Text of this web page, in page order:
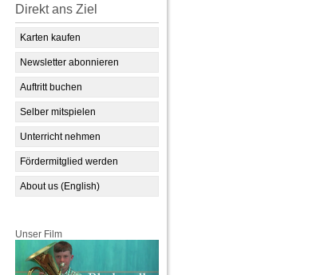
Direkt ans Ziel
Karten kaufen
Newsletter abonnieren
Auftritt buchen
Selber mitspielen
Unterricht nehmen
Fördermitglied werden
About us (English)
Unser Film